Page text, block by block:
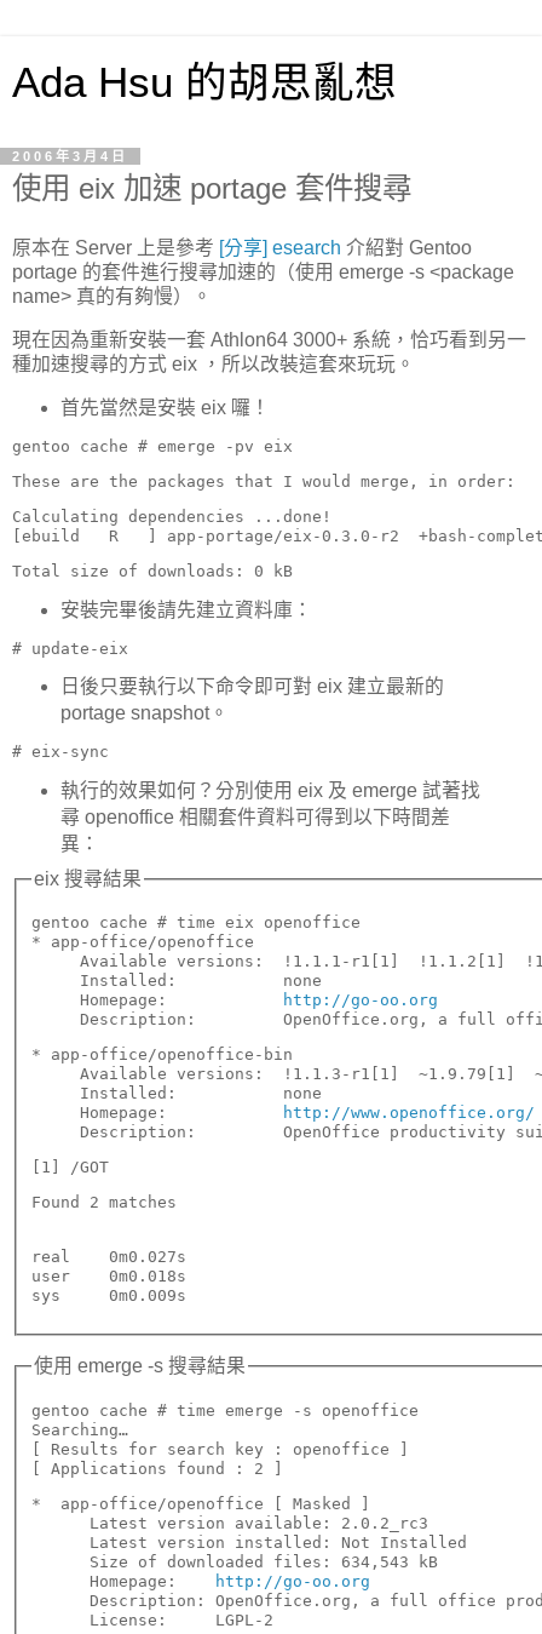
Ada Hsu 的胡思亂想
2006年3月4日
使用 eix 加速 portage 套件搜尋
原本在 Server 上是參考 [分享] esearch 介紹對 Gentoo
portage 的套件進行搜尋加速的（使用 emerge -s <package
name> 真的有夠慢）。
現在因為重新安裝一套 Athlon64 3000+ 系統，恰巧看到另一
種加速搜尋的方式 eix ，所以改裝這套來玩玩。
首先當然是安裝 eix 囉！
gentoo cache # emerge -pv eix
These are the packages that I would merge, in order:
Calculating dependencies ...done!
[ebuild   R   ] app-portage/eix-0.3.0-r2  +bash-
Total size of downloads: 0 kB
安裝完畢後請先建立資料庫：
# update-eix
日後只要執行以下命令即可對 eix 建立最新的
portage snapshot。
# eix-sync
執行的效果如何？分別使用 eix 及 emerge 試著找
尋 openoffice 相關套件資料可得到以下時間差
異：
eix 搜尋結果
gentoo cache # time eix openoffice
* app-office/openoffice
Available versions:  !1.1.1-r1[1]  !1.1.2[1]
     Installed:           none
     Homepage:
http://go-oo.org
Description:         OpenOffice.org, a full
* app-office/openoffice-bin
Available versions:  !1.1.3-r1[1]  ~1.9.79[1]
     Installed:           none
     Homepage:
http://www.openoffice.org/
Description:         OpenOffice productivity
[1] /GOT
Found 2 matches
real    0m0.027s
user    0m0.018s
使用 emerge -s 搜尋結果
gentoo cache # time emerge -s openoffice
Searching…
[ Results for search key : openoffice ]
[ Applications found : 2 ]
*  app-office/openoffice [ Masked ]
      Latest version available: 2.0.2_rc3
      Latest version installed: Not Installed
      Size of downloaded files: 634,543 kB
      Homepage:
http://go-oo.org
Description: OpenOffice.org, a full office
      License:     LGPL-2